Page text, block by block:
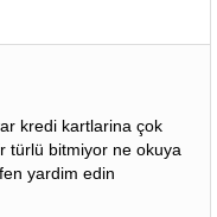
kredi kartlarina çok
türlü bitmiyor ne okuya
yardim edin